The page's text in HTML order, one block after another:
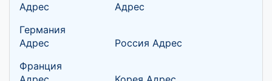
Адрес
Адрес
Германия
Адрес
Россия Адрес
Франция